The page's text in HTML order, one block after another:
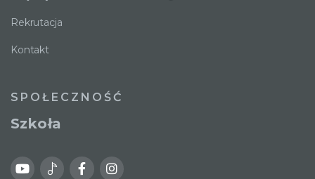
Rekrutacja
Kontakt
SPOŁECZNOŚĆ
Szkoła